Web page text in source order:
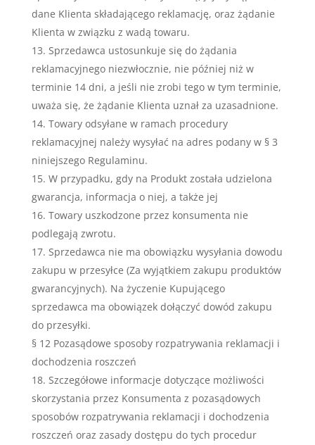
dane Klienta składającego reklamację, oraz żądanie
Klienta w związku z wadą towaru.
Sprzedawca ustosunkuje się do żądania
reklamacyjnego niezwłocznie, nie później niż w
terminie 14 dni, a jeśli nie zrobi tego w tym terminie,
uważa się, że żądanie Klienta uznał za uzasadnione.
Towary odsyłane w ramach procedury
reklamacyjnej należy wysyłać na adres podany w § 3
niniejszego Regulaminu.
W przypadku, gdy na Produkt została udzielona
gwarancja, informacja o niej, a także jej
Towary uszkodzone przez konsumenta nie
podlegają zwrotu.
Sprzedawca nie ma obowiązku wysyłania dowodu
zakupu w przesyłce (Za wyjątkiem zakupu produktów
gwarancyjnych). Na życzenie Kupującego
sprzedawca ma obowiązek dołączyć dowód zakupu
do przesyłki.
§ 12 Pozasądowe sposoby rozpatrywania reklamacji i
dochodzenia roszczeń
Szczegółowe informacje dotyczące możliwości
skorzystania przez Konsumenta z pozasądowych
sposobów rozpatrywania reklamacji i dochodzenia
roszczeń oraz zasady dostępu do tych procedur